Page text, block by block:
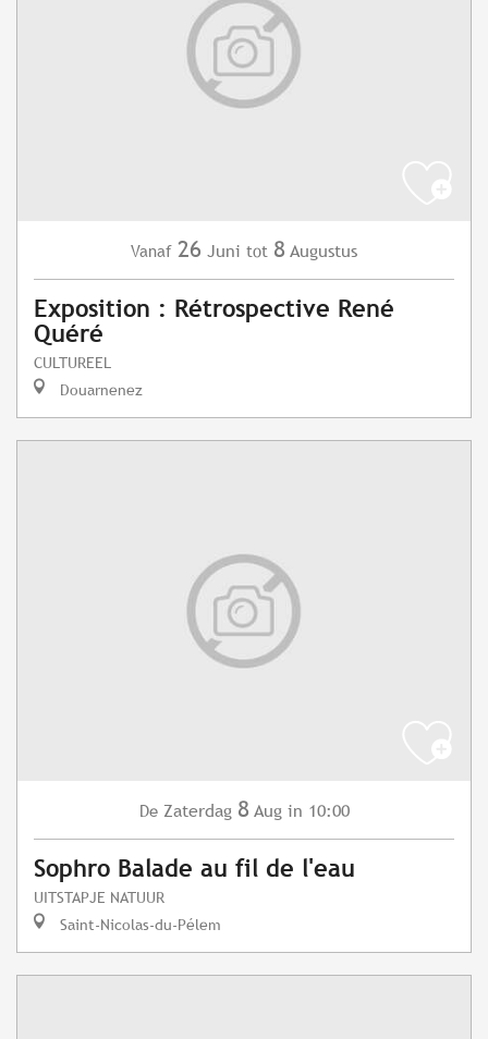
Vanaf 26 Juni tot 8 Augustus
Exposition : Rétrospective René
Quéré
CULTUREEL
Douarnenez
De Zaterdag 8 Aug in 10:00
Sophro Balade au fil de l'eau
UITSTAPJE NATUUR
Saint-Nicolas-du-Pélem